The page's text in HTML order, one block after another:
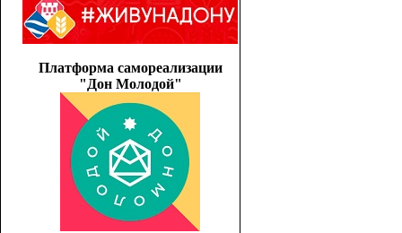
Платформа самореализации
"Дон Молодой"